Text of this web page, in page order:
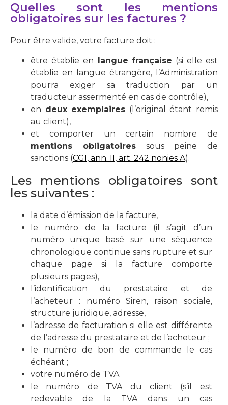
Quelles sont les mentions
obligatoires sur les factures ?
Pour être valide, votre facture doit :
être établie en langue française (si elle est
établie en langue étrangère, l’Administration
pourra exiger sa traduction par un
traducteur assermenté en cas de contrôle),
en deux exemplaires (l’original étant remis
au client),
et comporter un certain nombre de
mentions obligatoiressous peine de
sanctions (CGI, ann. II, art. 242 nonies A).
Les mentions obligatoires sont
les suivantes :
la date d’émission de la facture,
le numéro de la facture (il s’agit d’un
numéro unique basé sur une séquence
chronologique continue sans rupture et sur
chaque page si la facture comporte
plusieurs pages),
l’identification du prestataire et de
l’acheteur : numéro Siren, raison sociale,
structure juridique, adresse,
l’adresse de facturation si elle est différente
de l’adresse du prestataire et de l’acheteur ;
le numéro de bon de commande le cas
échéant ;
votre numéro de TVA
le numéro de TVA du client (s’il est
redevable de la TVA dans un cas